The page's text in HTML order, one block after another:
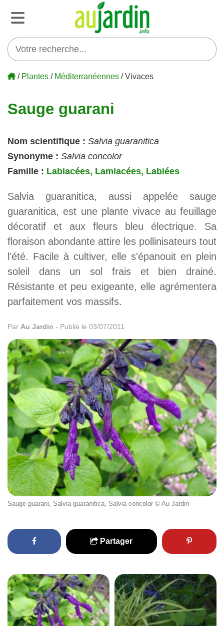
/ Plantes / Méditerranéennes / Vivaces
Sauge guarani
Nom scientifique : Salvia guaranitica
Synonyme : Salvia concolor
Famille : Labiacées, Lamiacées, Labiées
Salvia guaranitica, aussi appelée sauge
guaranitica, est une plante vivace au feuillage
décoratif et aux fleurs bleu électrique. Sa
floraison abondante attire les pollinisateurs tout
l'été. Facile à cultiver, elle s'épanouit en plein
soleil dans un sol frais et bien drainé.
Résistante et peu exigeante, elle agrémentera
parfaitement vos massifs.
Par Au Jardin - Publié le 03/07/2011
Sauge guarani, Salvia guaranitica, Salvia concolor © Au Jardin
Partager